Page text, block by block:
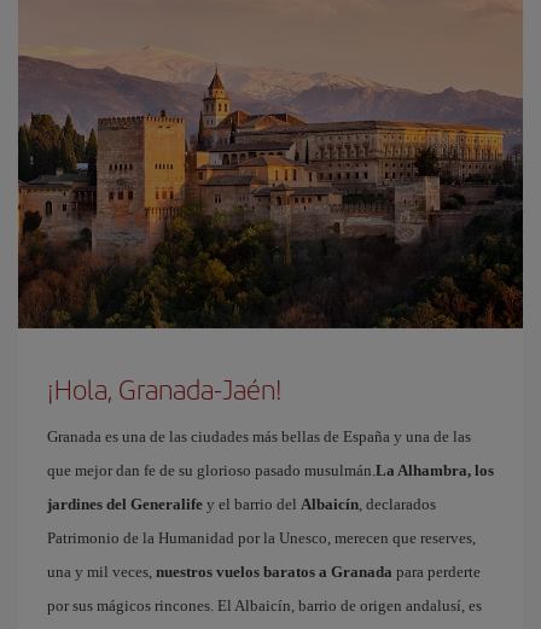
¡Hola, Granada-Jaén!
Granada es una de las ciudades más bellas de España y una de las
que mejor dan fe de su glorioso pasado musulmán.La Alhambra, los
jardines del Generalife y el barrio del Albaicín, declarados
Patrimonio de la Humanidad por la Unesco, merecen que reserves,
una y mil veces, nuestros vuelos baratos a Granada para perderte
por sus mágicos rincones. El Albaicín, barrio de origen andalusí, es